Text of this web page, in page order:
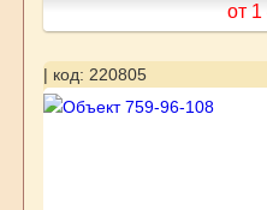
от 1
| код: 220805